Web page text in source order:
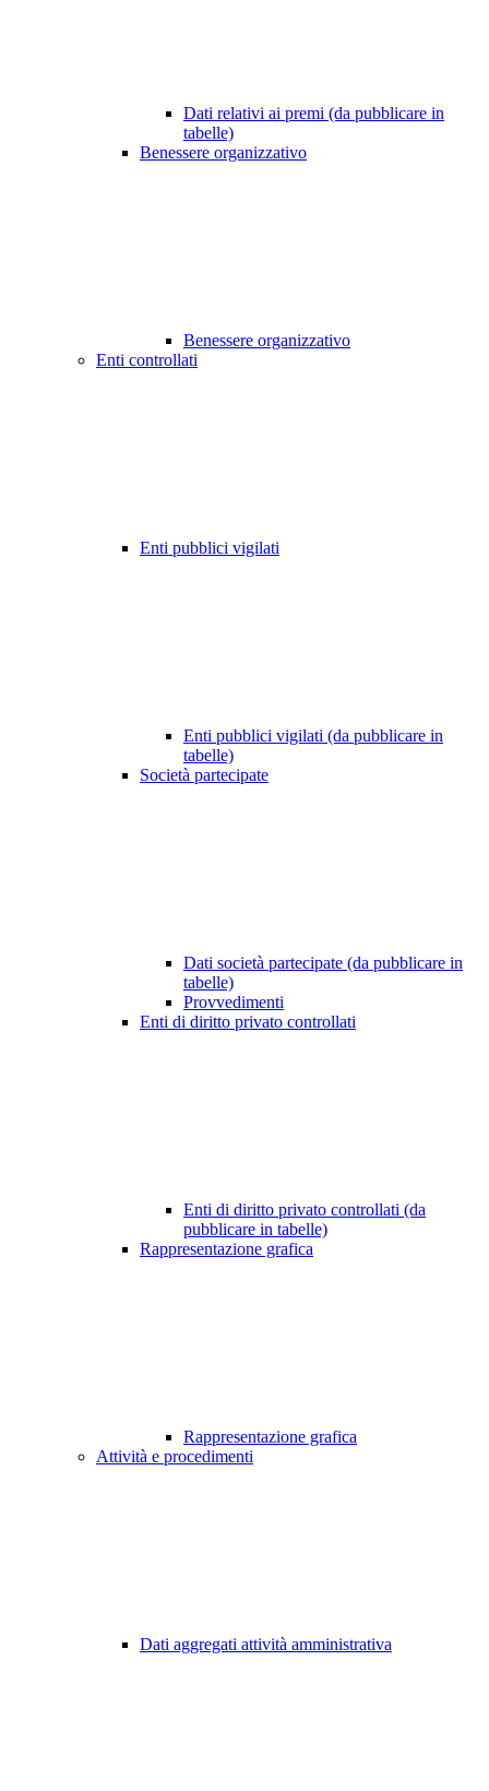
Dati relativi ai premi (da pubblicare in
tabelle)
Benessere organizzativo
Benessere organizzativo
Enti controllati
Enti pubblici vigilati
Enti pubblici vigilati (da pubblicare in
tabelle)
Società partecipate
Dati società partecipate (da pubblicare in
tabelle)
Provvedimenti
Enti di diritto privato controllati
Enti di diritto privato controllati (da
pubblicare in tabelle)
Rappresentazione grafica
Rappresentazione grafica
Attività e procedimenti
Dati aggregati attività amministrativa